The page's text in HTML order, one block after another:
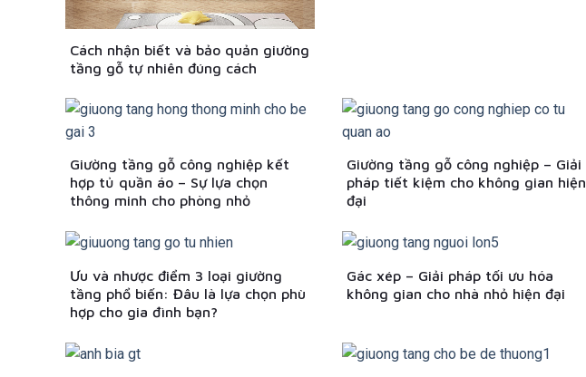
Cách nhận biết và bảo quản giường
tầng gỗ tự nhiên đúng cách
Giường tầng gỗ công nghiệp kết
hợp tủ quần áo – Sự lựa chọn
thông minh cho phòng nhỏ
Giường tầng gỗ công nghiệp – Giải
pháp tiết kiệm cho không gian hiện
đại
Ưu và nhược điểm 3 loại giường
tầng phổ biến: Đâu là lựa chọn phù
hợp cho gia đình bạn?
Gác xép – Giải pháp tối ưu hóa
không gian cho nhà nhỏ hiện đại